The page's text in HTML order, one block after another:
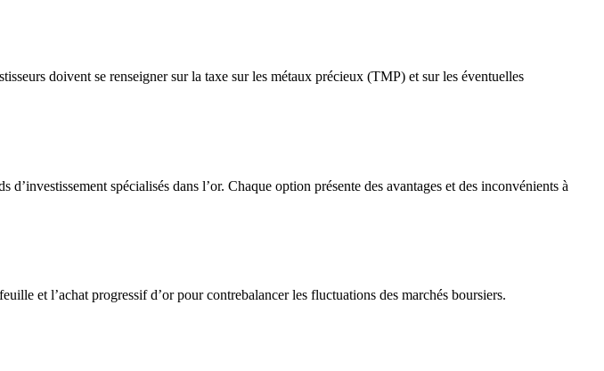
doivent se renseigner sur la taxe sur les métaux précieux (TMP) et sur les éventuelles
spécialisés dans l’or. Chaque option présente des avantages et des inconvénients à
et l’achat progressif d’or pour contrebalancer les fluctuations des marchés boursiers.